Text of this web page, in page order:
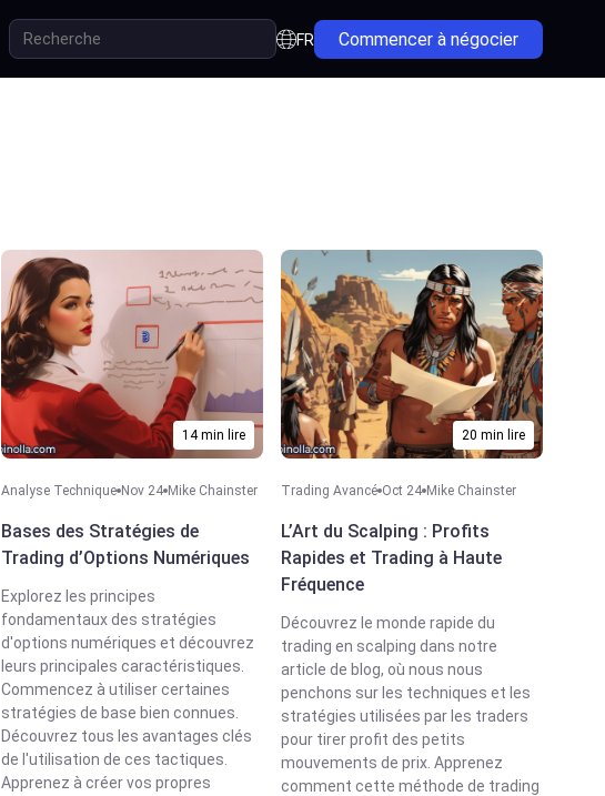
FR Commencer à négocier
14 min lire
Analyse Technique Nov 24 Mike Chainster
Bases des Stratégies de
Trading d’Options Numériques
Explorez les principes
fondamentaux des stratégies
d'options numériques et découvrez
leurs principales caractéristiques.
Commencez à utiliser certaines
stratégies de base bien connues.
Découvrez tous les avantages clés
de l'utilisation de ces tactiques.
Apprenez à créer vos propres
20 min lire
Trading Avancé Oct 24 Mike Chainster
L’Art du Scalping : Profits
Rapides et Trading à Haute
Fréquence
Découvrez le monde rapide du
trading en scalping dans notre
article de blog, où nous nous
penchons sur les techniques et les
stratégies utilisées par les traders
pour tirer profit des petits
mouvements de prix. Apprenez
comment cette méthode de trading